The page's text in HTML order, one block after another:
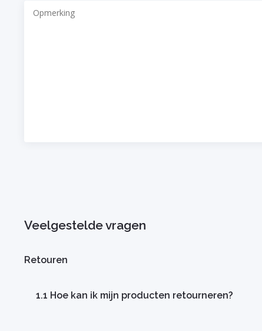
Veelgestelde vragen
Retouren
1.1 Hoe kan ik mijn producten retourneren?